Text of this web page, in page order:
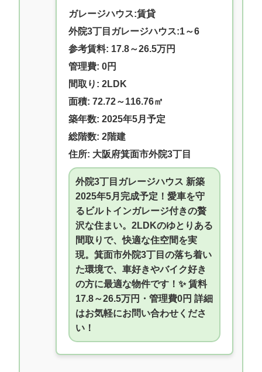
ガレージハウス:賃貸
外院3丁目ガレージハウス:1～6
参考賃料: 17.8～26.5万円
管理費: 0円
間取り: 2LDK
面積: 72.72～116.76㎡
築年数: 2025年5月予定
総階数: 2階建
住所: 大阪府箕面市外院3丁目
外院3丁目ガレージハウス 新築
2025年5月完成予定！愛車を守
るビルトインガレージ付きの贅
沢な住まい。2LDKのゆとりある
間取りで、快適な住空間を実
現。箕面市外院3丁目の落ち着い
た環境で、車好きやバイク好き
の方に最適な物件です！️✨ 賃料
17.8～26.5万円・管理費0円 詳細
はお気軽にお問い合わせくださ
い！